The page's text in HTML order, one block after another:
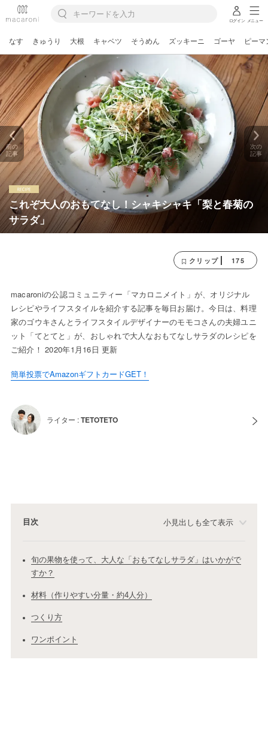
ログイン メニュー
なす きゅうり 大根 キャベツ そうめん ズッキーニ ゴーヤ ピーマ
これぞ大人のおもてなし！シャキシャキ「梨と春菊の
サラダ」
前の
記事
次の
記事
クリップ 175
macaroniの公認コミュニティー「マカロニメイト」が、オリジナル
レシピやライフスタイルを紹介する記事を毎日お届け。今日は、料理
家のゴウキさんとライフスタイルデザイナーのモモコさんの夫婦ユニ
ット「てとてと」が、おしゃれで大人なおもてなしサラダのレシピを
ご紹介！ 2020年1月16日 更新
簡単投票でAmazonギフトカードGET！
ライター :TETOTETO
目次 小見出しも全て表示
旬の果物を使って、大人な「おもてなしサラダ」はいかがで
すか？
材料（作りやすい分量・約4人分）
つくり方
ワンポイント